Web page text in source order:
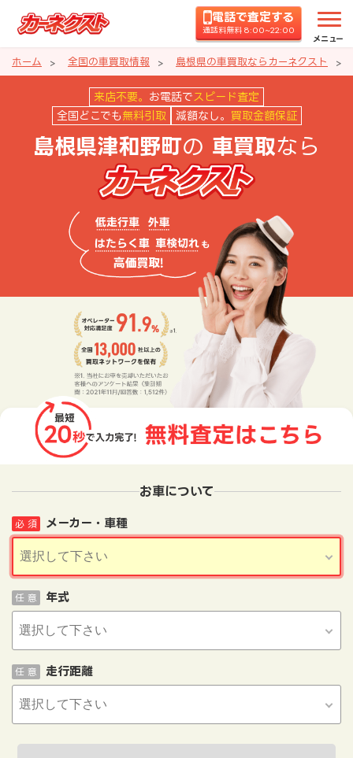
電話で査定する
通話料無料 8:00~22:00
メニュー
ホーム 全国の車買取情報 島根県の車買取ならカーネクスト
島根県津和野町の車買取ならカ
来店不要。 お電話で スピード査定
全国どこでも 無料引取 減額なし。 買取金額保証
島根県津和野町の 車買取なら
お車について
メーカー・車種
必 須
年式
任 意
走行距離
任 意